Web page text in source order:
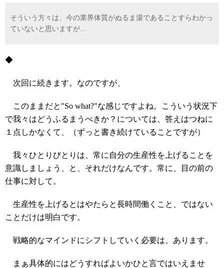
そういう方々は、今の業界体質がぬるま湯であることすらわかっ
ていないと思いますが...
◆
次回に続きます。なのですが、
このままだと"So what?"な感じですよね。こういう状況下
で我々はどうふるまうべきか？については、答えはつねに
１点しかなくて、（ずっと書き続けていることですが）
我々ひとりびとりは、常に自分の生産性を上げることを
意識しましょう、と、それだけなんです。常に、目の前の
仕事に対して。
生産性を上げるとはやたらと長時間働くこと、ではない
ことだけは明白です。
戦略的なマインドにシフトしていく必要は、あります。
まぁ具体的にはどうすればよいかひと言ではいえませ